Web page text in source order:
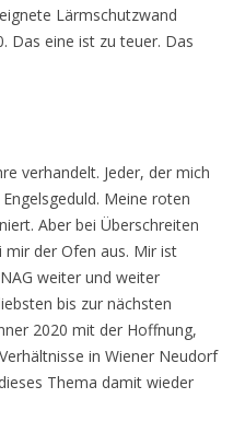
Lärmschutzwand
Das eine ist zu teuer. Das
verhandelt. Jeder, der mich
Meine roten
Aber bei Überschreiten
mir der Ofen aus. Mir ist
weiter und weiter
bis zur nächsten
2020 mit der Hoffnung,
in Wiener Neudorf
Thema damit wieder